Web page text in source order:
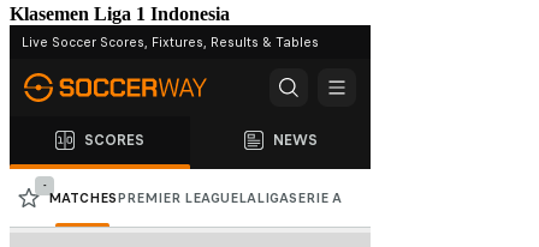
Klasemen Liga 1 Indonesia